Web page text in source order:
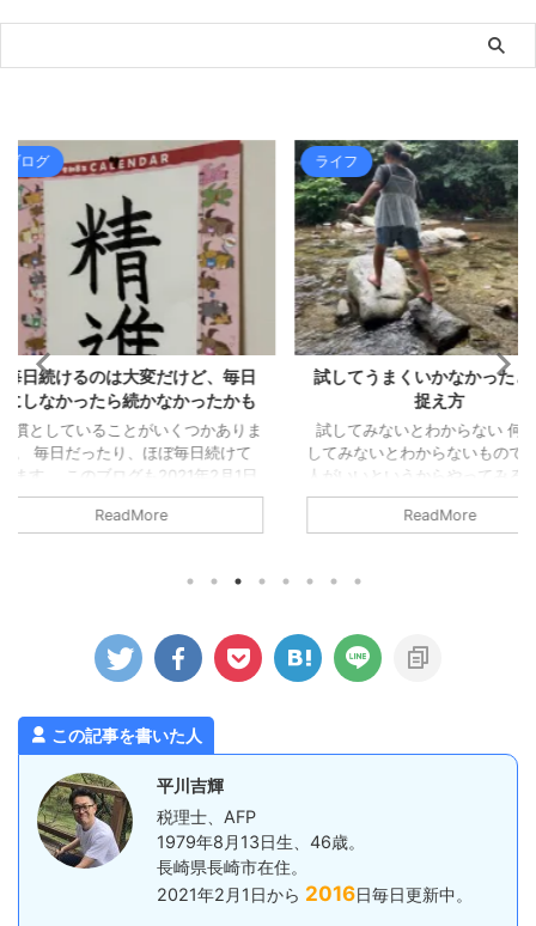
ど、毎日
ったかも
つかありま
日続けて
年2月1日
今でも、
あと、週
ライフ
試してうまくいかなかったときの
捉え方
試してみないとわからない 何事も試
してみないとわからないものです。
人がいいというからやってみる、試し
てみるというのはいいと思います。
ですが、人がダメというからやらない
が、、）。 単にその人にとって合わ
合は、ただの機会損失になってしまい
ます。 試してみないとわかりませ
ん。 うまくいかないこともある 試
やってみたものの、うまくいかないと
いうことも ...
税金ほか
個人事業
個人事業税
ではなく地
される税金
ら知るとい
が、個人事
費税とあわ
この記事を書いた人
平川吉輝
税理士、AFP
1979年8月13日生、46歳。
長崎県長崎市在住。
2021年2月1日から 2016日毎日更新中。